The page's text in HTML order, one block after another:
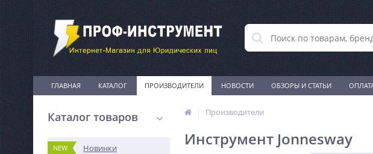
ГЛАВНАЯ КАТАЛОГ ПРОИЗВОДИТЕЛИ НОВОСТИ ОБЗОРЫ И СТАТЬИ
Каталог товаров
NEW Новинки
Производители
Инструмент Jonnesway